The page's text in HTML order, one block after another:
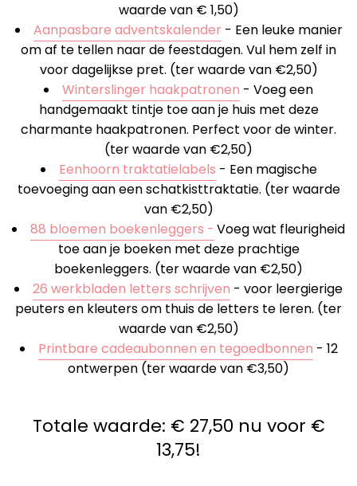
waarde van € 1,50)
Aanpasbare adventskalender - Een leuke manier
om af te tellen naar de feestdagen. Vul hem zelf in
voor dagelijkse pret. (ter waarde van €2,50)
Winterslinger haakpatronen - Voeg een
handgemaakt tintje toe aan je huis met deze
charmante haakpatronen. Perfect voor de winter.
(ter waarde van €2,50)
Eenhoorn traktatielabels - Een magische
toevoeging aan een schatkisttraktatie. (ter waarde
van €2,50)
88 bloemen boekenleggers - Voeg wat fleurigheid
toe aan je boeken met deze prachtige
boekenleggers. (ter waarde van €2,50)
26 werkbladen letters schrijven - voor leergierige
peuters en kleuters om thuis de letters te leren. (ter
waarde van €2,50)
Printbare cadeaubonnen en tegoedbonnen - 12
ontwerpen (ter waarde van €3,50)
Totale waarde: € 27,50 nu voor €
13,75!